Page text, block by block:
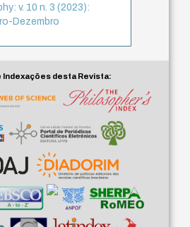
v. 10 n. 3 (2023):
Dezembro
Indexações desta Revista: